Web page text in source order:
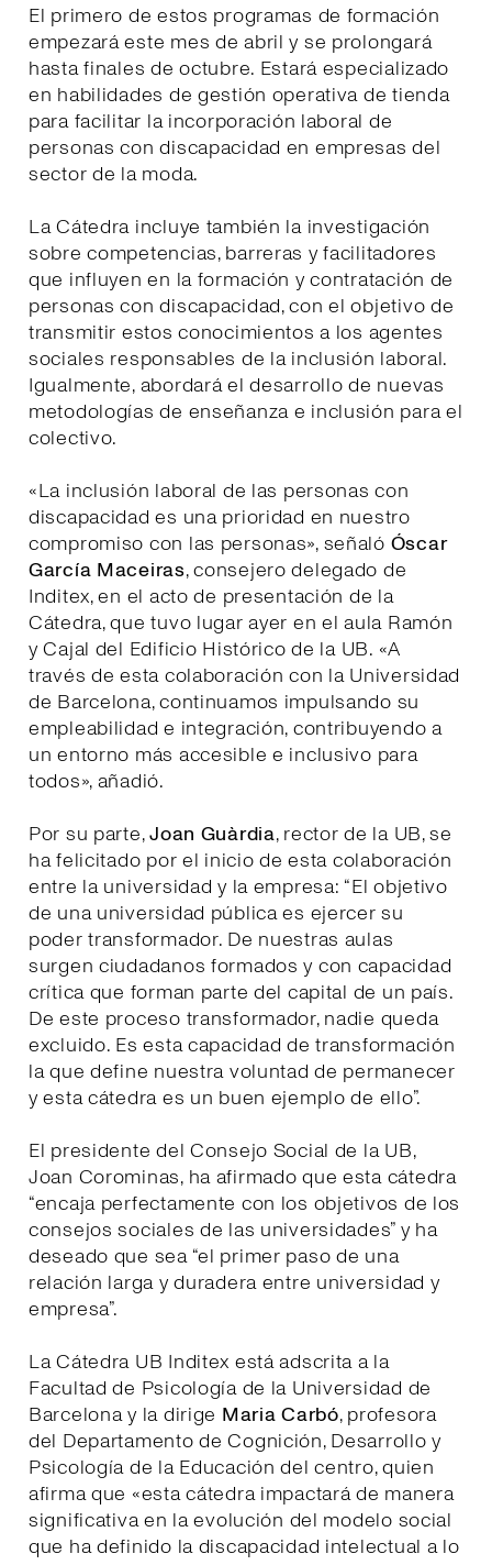
El primero de estos programas de formación
empezará este mes de abril y se prolongará
hasta finales de octubre. Estará especializado
en habilidades de gestión operativa de tienda
para facilitar la incorporación laboral de
personas con discapacidad en empresas del
sector de la moda.
La Cátedra incluye también la investigación
sobre competencias, barreras y facilitadores
que influyen en la formación y contratación de
personas con discapacidad, con el objetivo de
transmitir estos conocimientos a los agentes
sociales responsables de la inclusión laboral.
Igualmente, abordará el desarrollo de nuevas
metodologías de enseñanza e inclusión para el
colectivo.
«La inclusión laboral de las personas con
discapacidad es una prioridad en nuestro
compromiso con las personas», señaló Óscar
García Maceiras, consejero delegado de
Inditex, en el acto de presentación de la
Cátedra, que tuvo lugar ayer en el aula Ramón
y Cajal del Edificio Histórico de la UB. «A
través de esta colaboración con la Universidad
de Barcelona, continuamos impulsando su
empleabilidad e integración, contribuyendo a
un entorno más accesible e inclusivo para
todos», añadió.
Por su parte,Joan Guàrdia, rector de la UB, se
ha felicitado por el inicio de esta colaboración
entre la universidad y la empresa: “El objetivo
de una universidad pública es ejercer su
poder transformador. De nuestras aulas
surgen ciudadanos formados y con capacidad
crítica que forman parte del capital de un país.
De este proceso transformador, nadie queda
excluido. Es esta capacidad de transformación
la que define nuestra voluntad de permanecer
y esta cátedra es un buen ejemplo de ello”.
El presidente del Consejo Social de la UB,
Joan Corominas, ha afirmado que esta cátedra
“encaja perfectamente con los objetivos de los
consejos sociales de las universidades” y ha
deseado que sea “el primer paso de una
relación larga y duradera entre universidad y
empresa”.
La Cátedra UB Inditex está adscrita a la
Facultad de Psicología de la Universidad de
Barcelona y la dirige Maria Carbó, profesora
del Departamento de Cognición, Desarrollo y
Psicología de la Educación del centro, quien
afirma que «esta cátedra impactará de manera
significativa en la evolución del modelo social
que ha definido la discapacidad intelectual a lo